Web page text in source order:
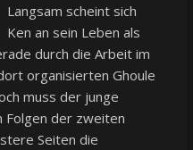
Langsam scheint sich
Ken an sein Leben als
durch die Arbeit im
organisierten Ghoule
muss der junge
Folgen der zweiten
Seiten die